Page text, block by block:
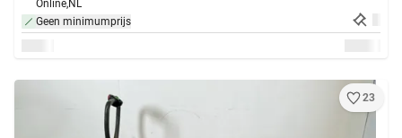
Online,NL
Geen minimumprijs
23